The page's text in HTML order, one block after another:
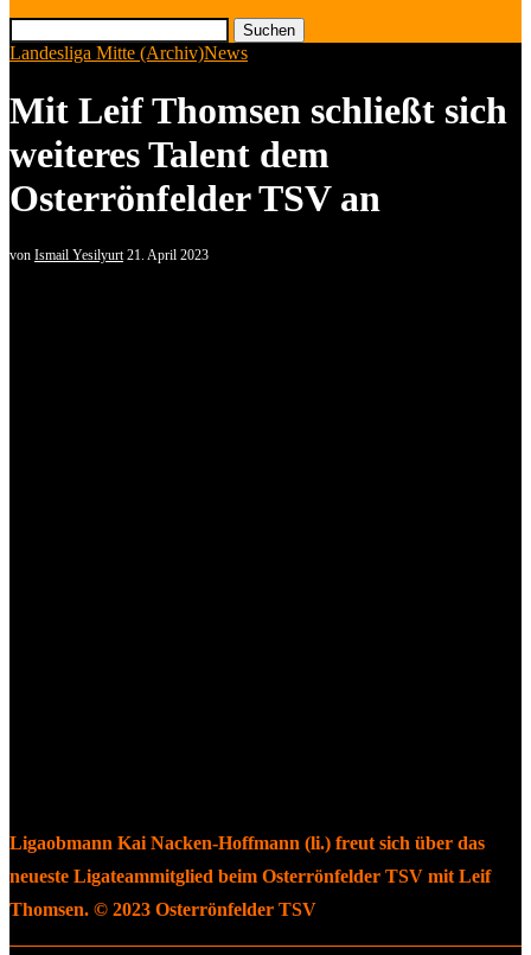
Suchen
Landesliga Mitte (Archiv)News
Mit Leif Thomsen schließt sich
weiteres Talent dem
Osterrönfelder TSV an
von Ismail Yesilyurt 21. April 2023
Ligaobmann Kai Nacken-Hoffmann (li.) freut sich über das
neueste Ligateammitglied beim Osterrönfelder TSV mit Leif
Thomsen. © 2023 Osterrönfelder TSV